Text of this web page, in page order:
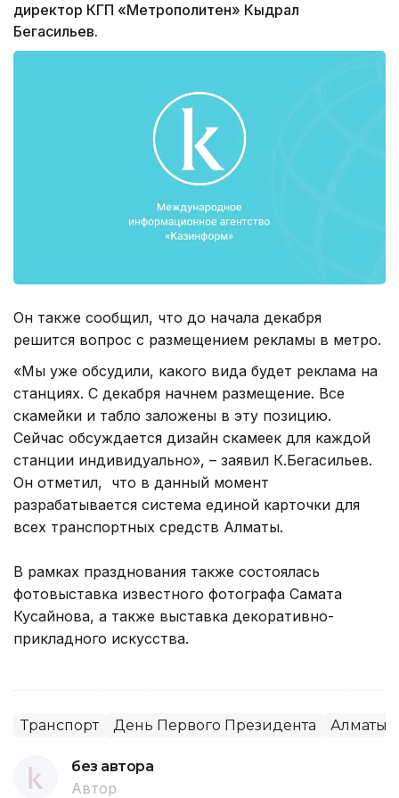
директор КГП «Метрополитен» Кыдрал
Бегасильев.
Он также сообщил, что до начала декабря
решится вопрос с размещением рекламы в метро.
«Мы уже обсудили, какого вида будет реклама на
станциях. С декабря начнем размещение. Все
скамейки и табло заложены в эту позицию.
Сейчас обсуждается дизайн скамеек для каждой
станции индивидуально», – заявил К.Бегасильев.
Он отметил, что в данный момент
разрабатывается система единой карточки для
всех транспортных средств Алматы.
В рамках празднования также состоялась
фотовыставка известного фотографа Самата
Кусайнова, а также выставка декоративно-
прикладного искусства.
Транспорт День Первого Президента Алматы
без автора
Автор